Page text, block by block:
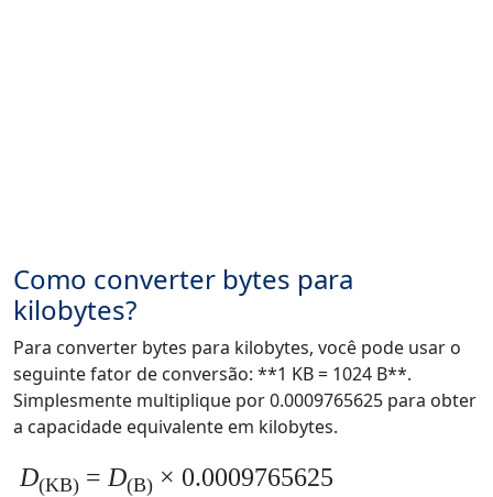
Como converter bytes para
kilobytes?
Para converter bytes para kilobytes, você pode usar o
seguinte fator de conversão: **1 KB = 1024 B**.
Simplesmente multiplique por 0.0009765625 para obter
a capacidade equivalente em kilobytes.
D(KB) =D(B) × 0.0009765625